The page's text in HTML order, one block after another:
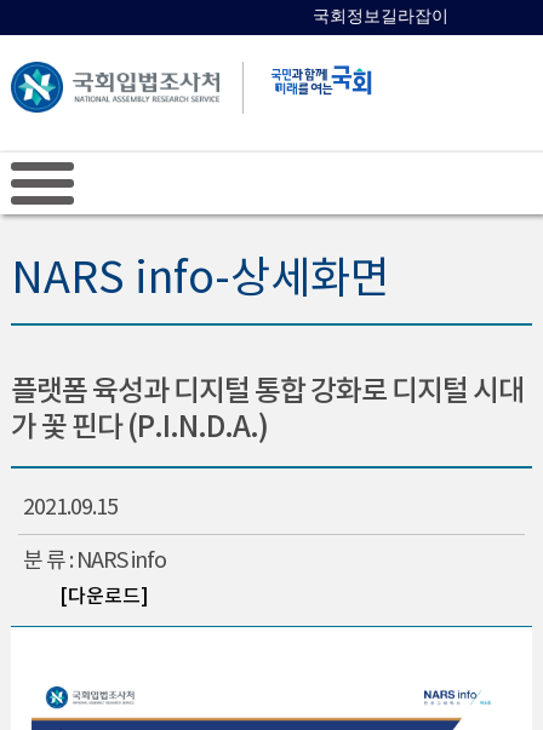
국회정보길라잡이
NARS info-상세화면
플랫폼 육성과 디지털 통합 강화로 디지털 시대
가 꽃 핀다 (P.I.N.D.A.)
2021.09.15
분 류 : NARS info
[다운로드]